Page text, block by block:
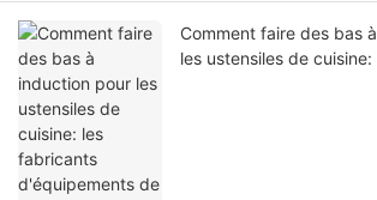
Comment faire des bas
les ustensiles de